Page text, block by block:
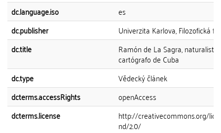
dc.language.iso
es
dc.publisher
Univerzita Karlova, Filozofická
dc.title
Ramón de La Sagra,
cartógrafo de Cuba
dc.type
Vědecký článek
dcterms.accessRights
openAccess
dcterms.license
http://creativecommons.org/
nd/2.0/